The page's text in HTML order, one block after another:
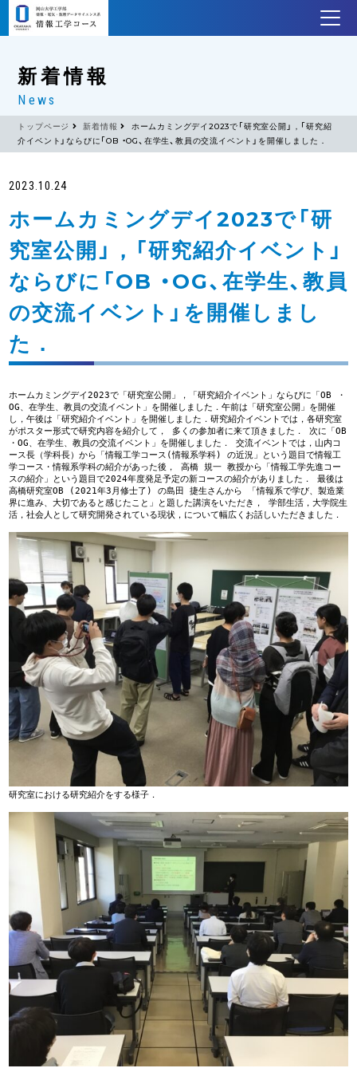
新着情報
News
トップページ 新着情報
ホームカミングデイ2023で「研究室公開」，「研究紹
介イベント」ならびに「OB ・OG、在学生、教員の交流イベント」を開催しました．
2023.10.24
ホームカミングデイ2023で「研
究室公開」，「研究紹介イベント」
ならびに「OB ・OG、在学生、教員
の交流イベント」を開催しまし
た．
ホームカミングデイ2023で「研究室公開」，「研究紹介イベント」ならびに「OB ・
OG、在学生、教員の交流イベント」を開催しました．午前は「研究室公開」を開催
し，午後は「研究紹介イベント」を開催しました．研究紹介イベントでは，各研究室
がポスター形式で研究内容を紹介して， 多くの参加者に来て頂きました． 次に「OB
・OG、在学生、教員の交流イベント」を開催しました． 交流イベントでは，山内コ
ース長（学科長）から「情報工学コース(情報系学科) の近況」という題目で情報工
学コース・情報系学科の紹介があった後， 高橋 規一 教授から「情報工学先進コー
スの紹介」という題目で2024年度発足予定の新コースの紹介がありました． 最後は
高橋研究室OB (2021年3月修士了) の島田 捷生さんから 「情報系で学び、製造業
界に進み、大切であると感じたこと」と題した講演をいただき， 学部生活，大学院生
活，社会人として研究開発されている現状，について幅広くお話しいただきました．
研究室における研究紹介をする様子．